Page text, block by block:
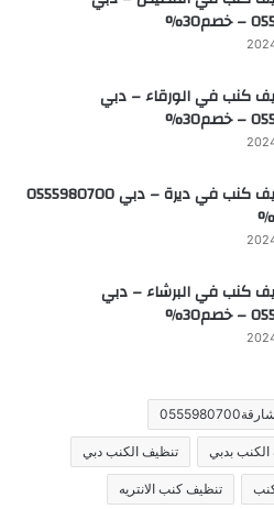
كنب في الورقاء – دبي
شركة تنظيف كنب في ديرة – دبي 0555980700
كنب في البرشاء – دبي
بدبي تنظيف الكنب دبي
تنظيف كنب الانتريه